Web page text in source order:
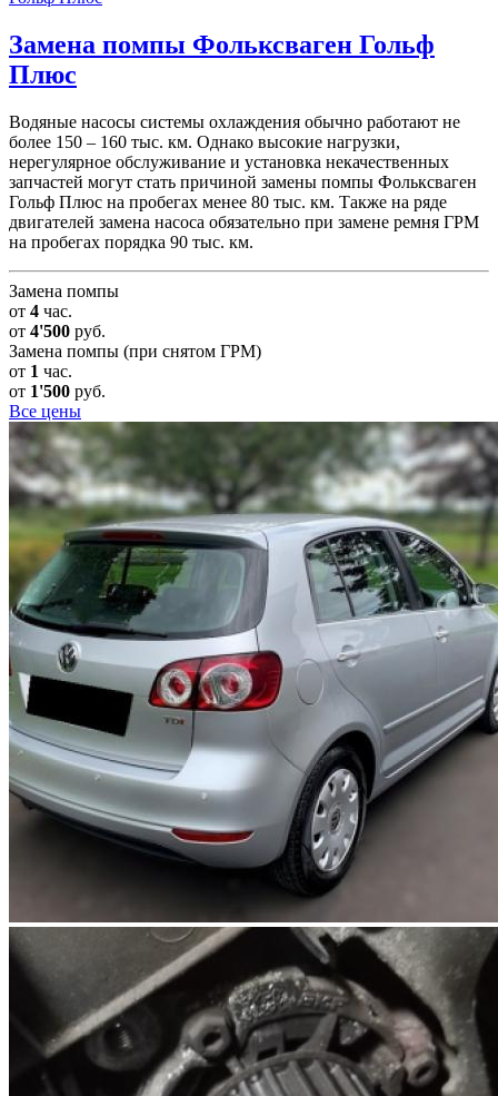
Замена помпы Фольксваген Гольф
Плюс
Водяные насосы системы охлаждения обычно работают не
более 150 – 160 тыс. км. Однако высокие нагрузки,
нерегулярное обслуживание и установка некачественных
запчастей могут стать причиной замены помпы Фольксваген
Гольф Плюс на пробегах менее 80 тыс. км. Также на ряде
двигателей замена насоса обязательно при замене ремня ГРМ
на пробегах порядка 90 тыс. км.
Замена помпы
от 4 час.
от 4'500 руб.
Замена помпы (при снятом ГРМ)
от 1 час.
от 1'500 руб.
Все цены